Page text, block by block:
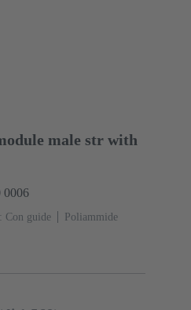
male str with
0006
Con guide
Poliammide